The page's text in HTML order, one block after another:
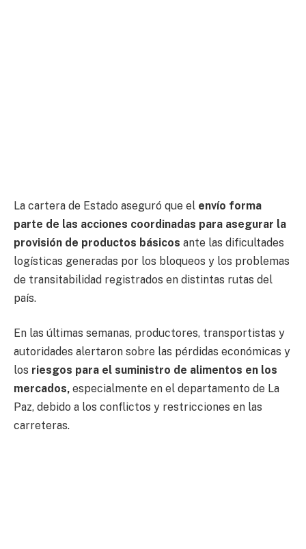
La cartera de Estado aseguró que el envío forma
parte de las acciones coordinadas para asegurar la
provisión de productos básicos ante las dificultades
logísticas generadas por los bloqueos y los problemas
de transitabilidad registrados en distintas rutas del
país.
En las últimas semanas, productores, transportistas y
autoridades alertaron sobre las pérdidas económicas y
los riesgos para el suministro de alimentos en los
mercados, especialmente en el departamento de La
Paz, debido a los conflictos y restricciones en las
carreteras.